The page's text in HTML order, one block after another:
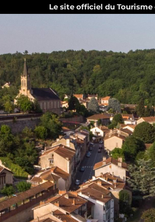
Le site officiel du Tourisme